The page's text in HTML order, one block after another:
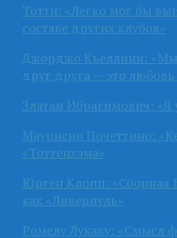
Тотти: «Легко мог бы
составе других клубов»
Джорджо Кьеллини:
друг друга — это любовь
Златан Ибрагимович:
Маурисио Почеттино:
«Тоттенхэма»
Юрген Клопп: «Сборная
как «Ливерпуль»
Ромелу Лукаку: «Смысл